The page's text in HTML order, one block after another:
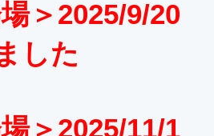
＞2025/9/20
した
＞2025/11/1